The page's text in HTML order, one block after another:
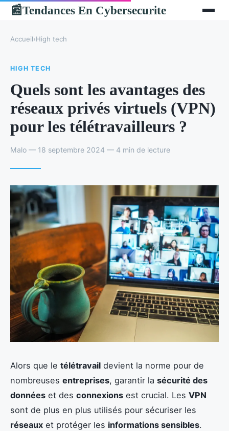
📰Tendances En Cybersecurite
Accueil›High tech
HIGH TECH
Quels sont les avantages des
réseaux privés virtuels (VPN)
pour les télétravailleurs ?
Malo — 18 septembre 2024 — 4 min de lecture
Alors que le télétravail devient la norme pour de
nombreuses entreprises, garantir la sécurité des
données et des connexions est crucial. Les VPN
sont de plus en plus utilisés pour sécuriser les
réseaux et protéger les informations sensibles.